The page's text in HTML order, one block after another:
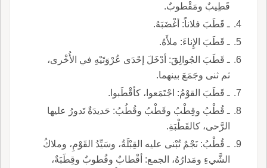
قَطِيبٌ ومَقْطوبٌ.
ـ قَطَبَ فلاناً: أغْضَبَهُ.
ـ قَطَبَ الإِناءَ: ملأَهُ.
ـ قَطَبَ الجُوالِقَ: أدْخَلَ إحْدَى عُرْوَتَيْهِ في الأُخْرى،
ثم ثنى وجَمَعَ بينهما.
ـ قَطَبَ القوْمُ: اجْتَمَعوا، كأقْطَبوا.
ـ قُطْبُ وقِطْبُ وقَطْبُ وقُطُبُ: حَديدَةٌ تَدورُ عليها
الرَّحى، كالقَطْبَةِ.
ـ قُطْبُ: نَجْمٌ تُبْنى عليه القِبْلَةُ، وسَيِّدُ القَوْمِ، وملاكُ
الشَّيءِ ومَدارُهُ، الجمع: أقْطابٌ وقُطوبٌ وقِطَبَةٌ،